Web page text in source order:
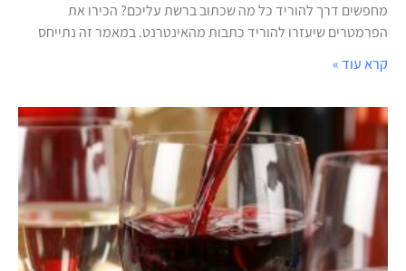
מחפשים דרך להוריד כל מה שכתוב ברשת עליכם? הכירו את
הפרמטרים שיעזרו להוריד כתבות מהאינטרנט. במאמר זה נתייחס
קרא עוד »